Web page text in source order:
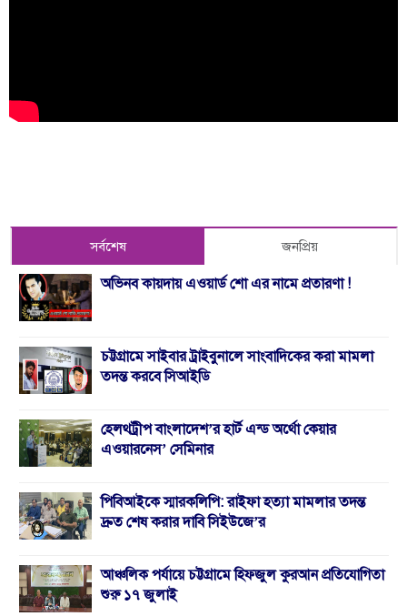
সর্বশেষ জনপ্রিয়
অভিনব কায়দায় এওয়ার্ড শো এর নামে প্রতারণা !
চট্টগ্রামে সাইবার ট্রাইবুনালে সাংবাদিকের করা মামলা
তদন্ত করবে সিআইডি
হেলথট্রীপ বাংলাদেশ’র হার্ট এন্ড অর্থো কেয়ার
এওয়ারনেস’ সেমিনার
পিবিআইকে স্মারকলিপি: রাইফা হত্যা মামলার তদন্ত
দ্রুত শেষ করার দাবি সিইউজে’র
আঞ্চলিক পর্যায়ে চট্টগ্রামে হিফজুল কুরআন প্রতিযোগিতা
শুরু ১৭ জুলাই